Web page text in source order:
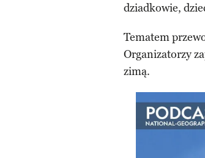
dziadkowie,
Tematem
Organizatorzy
zimą.